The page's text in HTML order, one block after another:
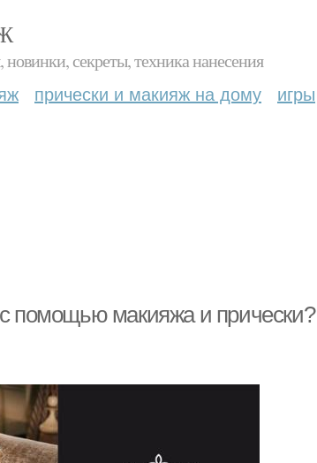
секреты, техника нанесения
прически и макияж на дому игры
помощью макияжа и прически?